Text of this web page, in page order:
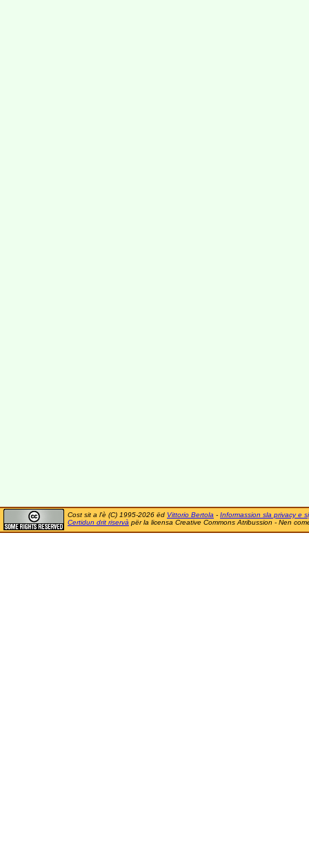
Cost sit a l'è (C) 1995-2026 ëd Vittorio Bertola - Informassion sla privacy e
Certidun drit riservà për la licensa Creative Commons Atribussion - Nen